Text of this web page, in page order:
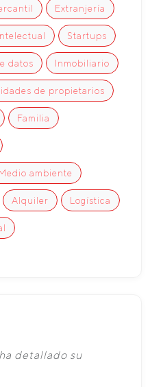
Extranjería
Startups
datos Inmobiliario
de propietarios
Familia
ambiente
Alquiler Logística
detallado su